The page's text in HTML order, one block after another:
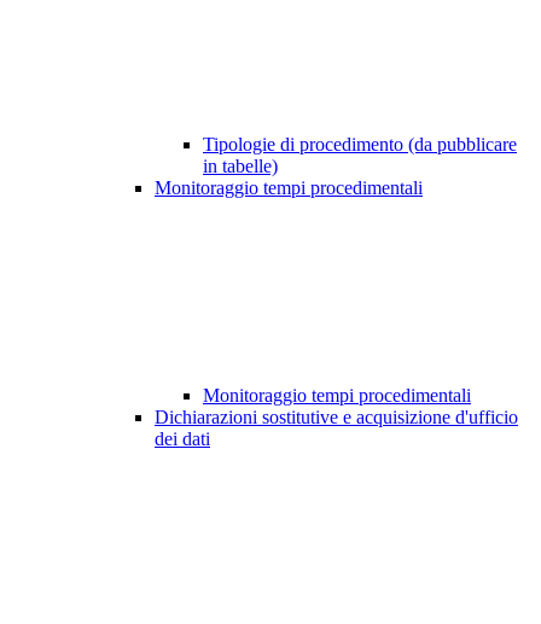
Tipologie di procedimento (da pubblicare
in tabelle)
Monitoraggio tempi procedimentali
Monitoraggio tempi procedimentali
Dichiarazioni sostitutive e acquisizione d'ufficio
dei dati